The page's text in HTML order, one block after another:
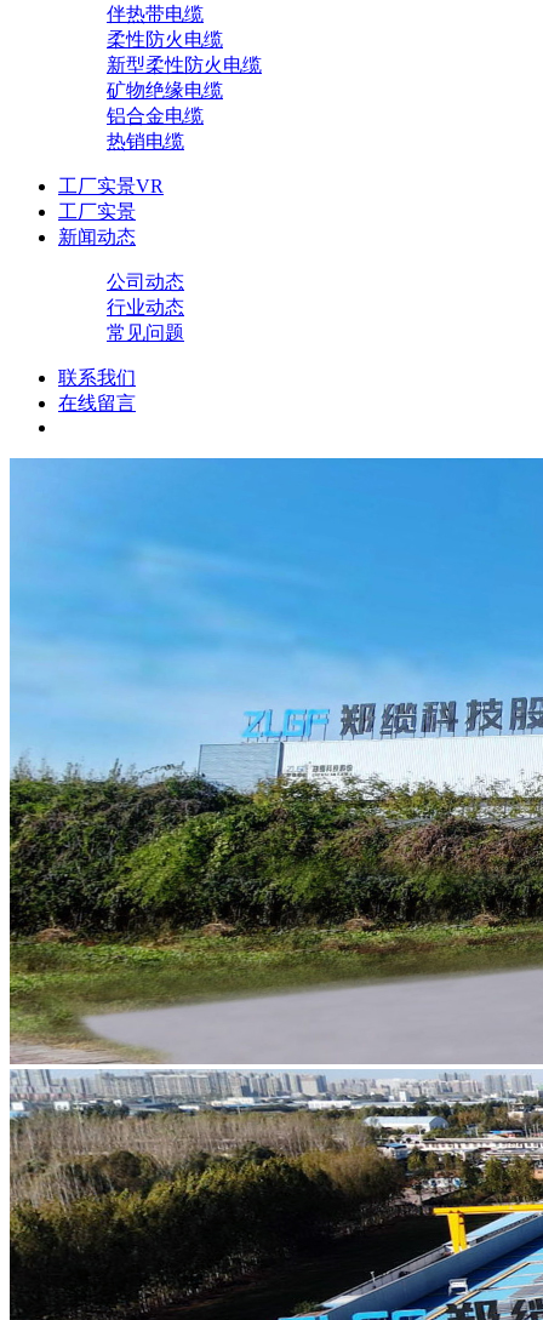
伴热带电缆
柔性防火电缆
新型柔性防火电缆
矿物绝缘电缆
铝合金电缆
热销电缆
工厂实景VR
工厂实景
新闻动态
公司动态
行业动态
常见问题
联系我们
在线留言